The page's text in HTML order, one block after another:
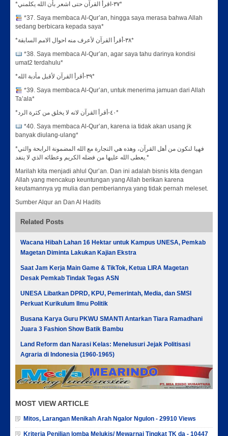
*٣٧-اقرأ القرآن حتى اشعر بأن الله يكلمني*
*37. Saya membaca Al-Qur’an, hingga saya merasa bahwa Allah
sedang berbicara kepada saya*
*٣٨-أقرأ القرآن لأعرف منه احوال الامم السابقة*
*38. Saya membaca Al-Qur’an, agar saya tahu darinya kondisi
umat2 terdahulu*
*٣٩-أقرأ القرآن لأقبل مأدبة الله*
*39. Saya membaca Al-Qur’an, untuk menerima jamuan dari Allah
Ta’ala*
*٤٠-أقرأ القرآن لانه لا يخلق من كثرة الرد*
*40. Saya membaca Al-Qur’an, karena ia tidak akan usang jk
banyak diulang-ulang*
*فهيا لنكون من أهل القرآن، وهذه هي التجارة مع الله المضمونة الرابحة والتي
يعطى الله عليها من فضله الكريم وعطائه الذي لا ينفد.*
Marilah kita menjadi ahlul Qur’an. Dan ini adalah bisnis kita dengan
Allah yang mencakup keuntungan yang Allah berikan karena
keutamannya yg mulia dan pemberiannya yang tidak pernah meleset.
Sumber Alqur an Dan Al Hadits
Related Posts
Wacana Hibah Lahan 16 Hektar untuk Kampus UNESA, Pemkab
Magetan Diminta Lakukan Kajian Ekstra
Saat Jam Kerja Main Game & TikTok, Ketua LIRA Magetan
Desak Pemkab Tindak Tegas ASN
UNESA Libatkan DPRD, KPU, Pemerintah, Media, dan SMSI
Perkuat Kurikulum Ilmu Politik
Busana Karya Guru PKWU SMANTI Antarkan Tiara Ramadhani
Juara 3 Fashion Show Batik Bambu
Land Reform dan Narasi Kelas: Menelusuri Jejak Politisasi
Agraria di Indonesia (1960-1965)
MOST VIEW ARTICLE
Mitos, Larangan Menikah Arah Ngalor Ngulon - 29910 Views
Kriteria Penilian lomba Melukis/ Mewarnai Tingkat TK da - 10447